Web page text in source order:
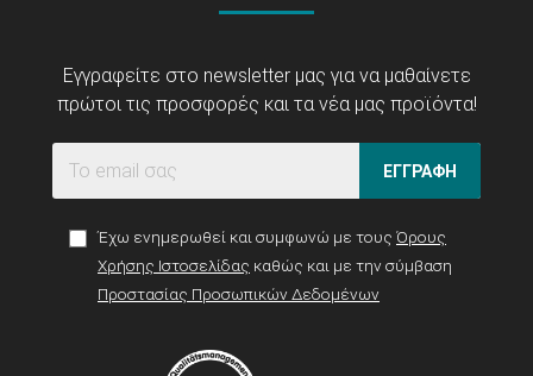
Εγγραφείτε στο newsletter μας για να μαθαίνετε
πρώτοι τις προσφορές και τα νέα μας προϊόντα!
ΕΓΓΡΑΦΗ
Έχω ενημερωθεί και συμφωνώ με τους Όρους
Χρήσης Ιστοσελίδας καθώς και με την σύμβαση
Προστασίας Προσωπικών Δεδομένων